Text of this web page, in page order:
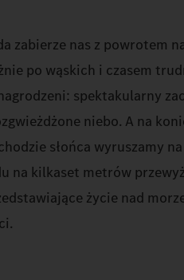
zabierze nas z powrotem
po wąskich i czasem
spektakularny
niebo. A na
słońca wyruszamy
na kilkaset metrów
życie nad